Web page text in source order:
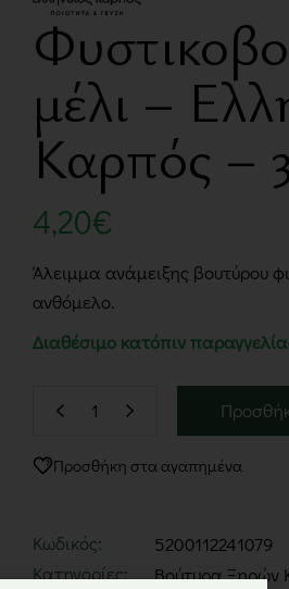
μέλι –
Καρπός –
4,20€
Άλειμμα ανάμειξης βουτύρου
ανθόμελο.
Διαθέσιμο κατόπιν
Προσθήκη στα αγαπημένα
Κωδικός:
5200112241079
Κατηγορίες:
Βούτυρα Ξηρών